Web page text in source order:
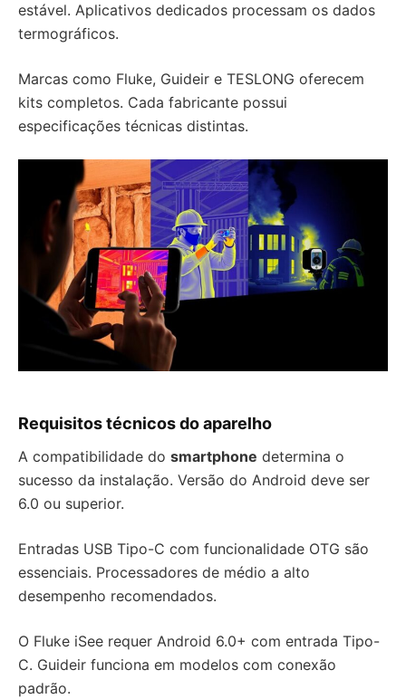
estável. Aplicativos dedicados processam os dados
termográficos.
Marcas como Fluke, Guideir e TESLONG oferecem
kits completos. Cada fabricante possui
especificações técnicas distintas.
Requisitos técnicos do aparelho
A compatibilidade do smartphone determina o
sucesso da instalação. Versão do Android deve ser
6.0 ou superior.
Entradas USB Tipo-C com funcionalidade OTG são
essenciais. Processadores de médio a alto
desempenho recomendados.
O Fluke iSee requer Android 6.0+ com entrada Tipo-
C. Guideir funciona em modelos com conexão
padrão.